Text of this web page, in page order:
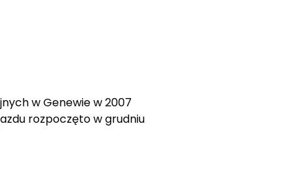
w Genewie w 2007
rozpoczęto w grudniu